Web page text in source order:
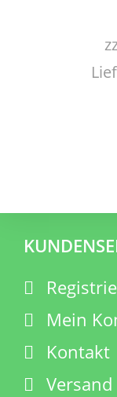
Mein
Kontakt
Versand